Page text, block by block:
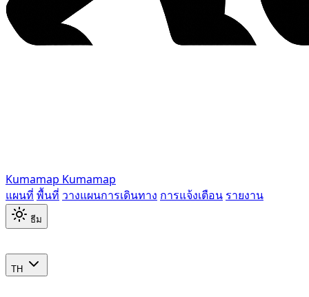
Kumamap Kumamap
แผนที่ พื้นที่ วางแผนการเดินทาง การแจ้งเตือน รายงาน
ธีม
TH